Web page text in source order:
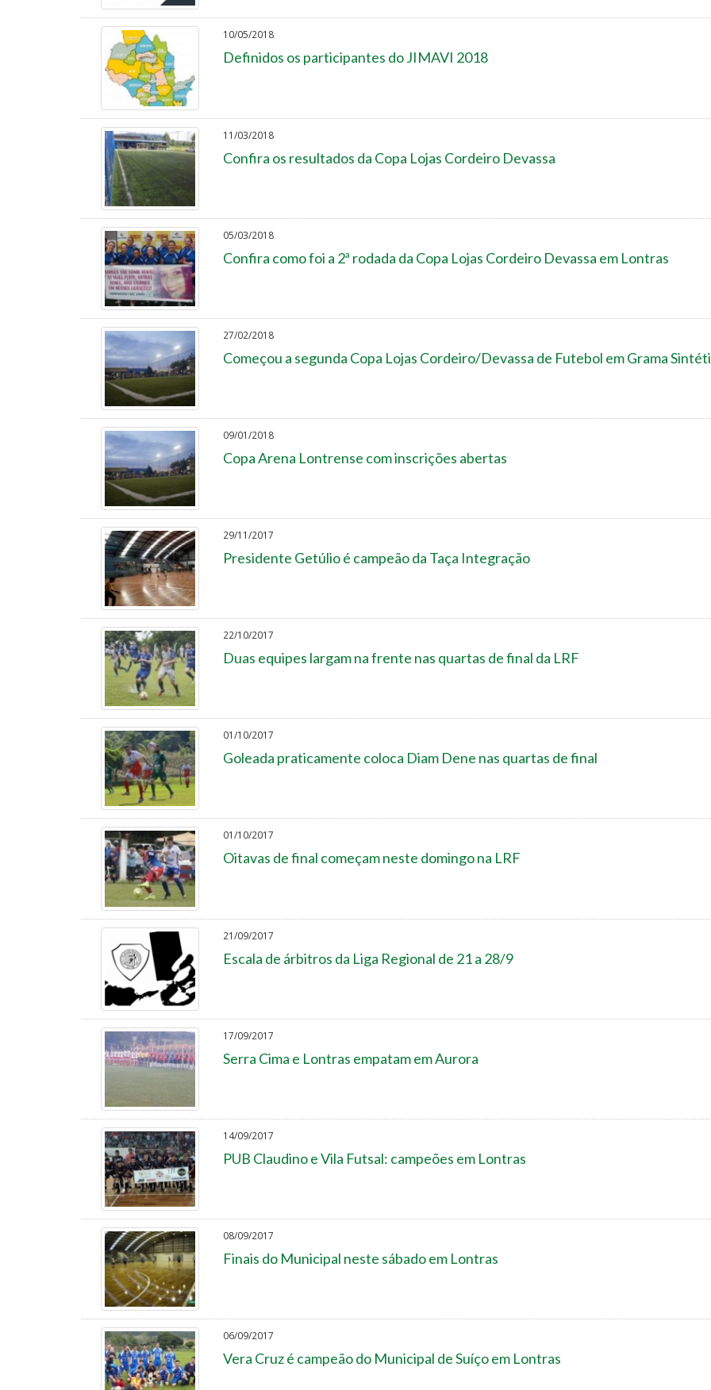
10/05/2018
Definidos os participantes do JIMAVI 2018
11/03/2018
Confira os resultados da Copa Lojas Cordeiro Devassa
05/03/2018
Confira como foi a 2ª rodada da Copa Lojas Cordeiro Devassa em Lontras
27/02/2018
Começou a segunda Copa Lojas Cordeiro/Devassa de Futebol em Grama
09/01/2018
Copa Arena Lontrense com inscrições abertas
29/11/2017
Presidente Getúlio é campeão da Taça Integração
22/10/2017
Duas equipes largam na frente nas quartas de final da LRF
01/10/2017
Goleada praticamente coloca Diam Dene nas quartas de final
01/10/2017
Oitavas de final começam neste domingo na LRF
21/09/2017
Escala de árbitros da Liga Regional de 21 a 28/9
17/09/2017
Serra Cima e Lontras empatam em Aurora
14/09/2017
PUB Claudino e Vila Futsal: campeões em Lontras
08/09/2017
Finais do Municipal neste sábado em Lontras
06/09/2017
Vera Cruz é campeão do Municipal de Suíço em Lontras